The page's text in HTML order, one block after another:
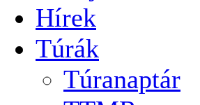
Hírek
Túrák
Túranaptár